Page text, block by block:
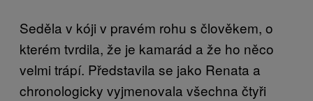
Seděla v kóji v pravém rohu s člověkem, o
kterém tvrdila, že je kamarád a že ho něco
velmi trápí. Představila se jako Renata a
chronologicky vyjmenovala všechna čtyři